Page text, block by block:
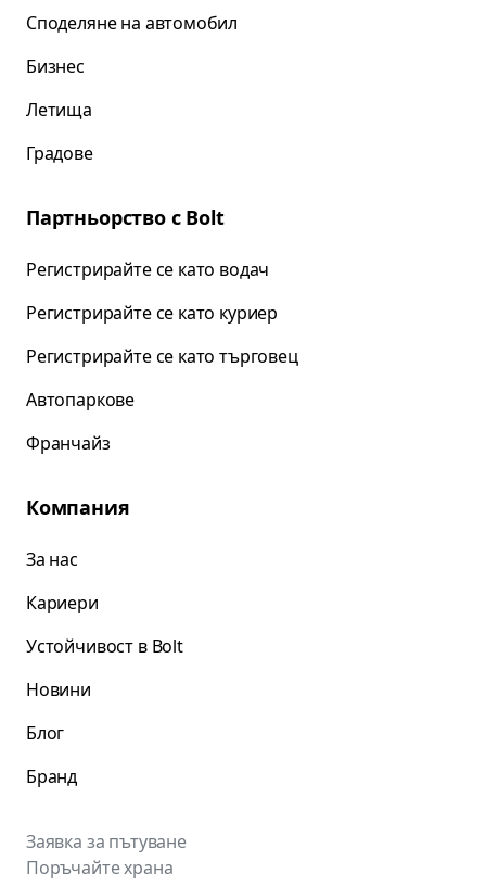
Споделяне на автомобил
Бизнес
Летища
Градове
Партньорство с Bolt
Регистрирайте се като водач
Регистрирайте се като куриер
Регистрирайте се като търговец
Автопаркове
Франчайз
Компания
За нас
Кариери
Устойчивост в Bolt
Новини
Блог
Бранд
Заявка за пътуване
Поръчайте храна